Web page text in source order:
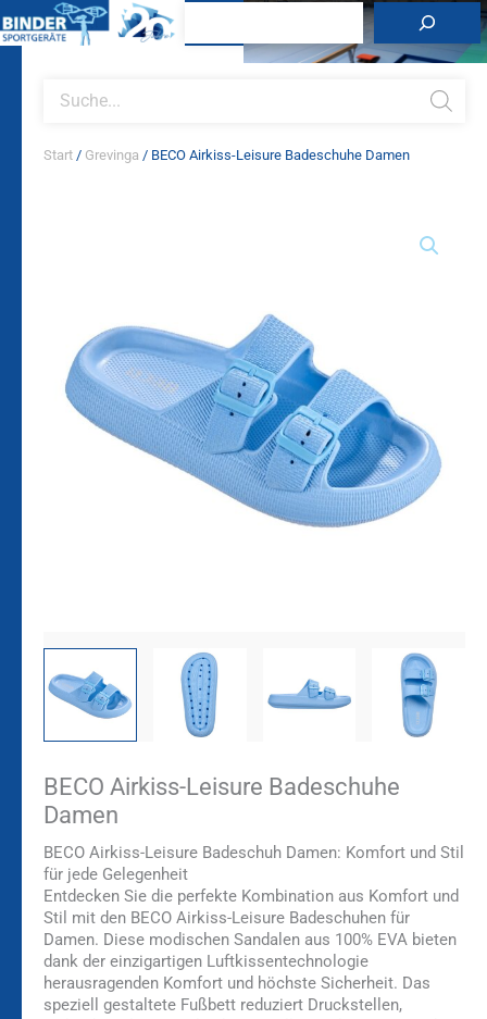
Inhalt
search
Start / Grevinga / BECO Airkiss-Leisure Badeschuhe Damen
BECO Airkiss-Leisure Badeschuhe
Damen
BECO Airkiss-Leisure Badeschuh Damen: Komfort und Stil
für jede Gelegenheit
Entdecken Sie die perfekte Kombination aus Komfort und
Stil mit den BECO Airkiss-Leisure Badeschuhen für
Damen. Diese modischen Sandalen aus 100% EVA bieten
dank der einzigartigen Luftkissentechnologie
herausragenden Komfort und höchste Sicherheit. Das
speziell gestaltete Fußbett reduziert Druckstellen,